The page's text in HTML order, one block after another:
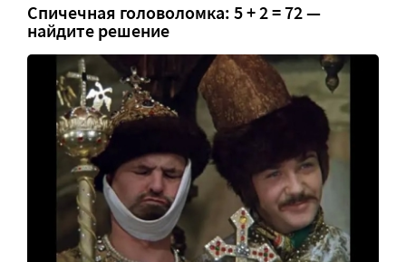
Спичечная головоломка: 5 + 2 = 72 —
найдите решение